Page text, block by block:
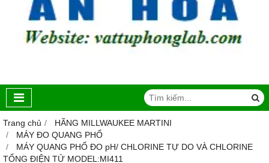
Trang chủ
HÃNG MILLWAUKEE MARTINI
MÁY ĐO QUANG PHỔ
MÁY QUANG PHỔ ĐO pH/ CHLORINE TỰ DO VÀ CHLORINE
TỔNG ĐIỆN TỬ MODEL:MI411